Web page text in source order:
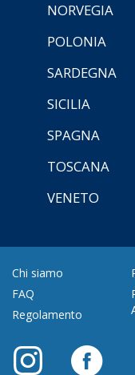
NORVEGIA
POLONIA
SARDEGNA
SICILIA
SPAGNA
TOSCANA
VENETO
Chi siamo
FAQ
Regolamento